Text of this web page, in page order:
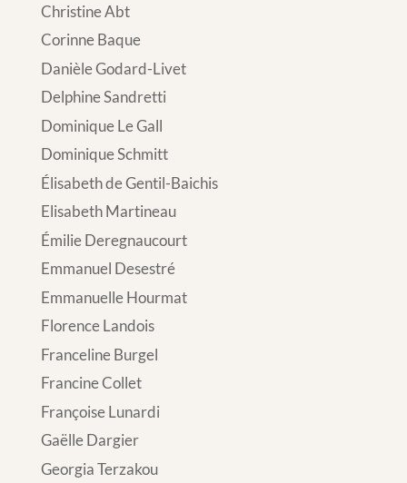
Christine Abt
Corinne Baque
Danièle Godard-Livet
Delphine Sandretti
Dominique Le Gall
Dominique Schmitt
Élisabeth de Gentil-Baichis
Elisabeth Martineau
Émilie Deregnaucourt
Emmanuel Desestré
Emmanuelle Hourmat
Florence Landois
Franceline Burgel
Francine Collet
Françoise Lunardi
Gaëlle Dargier
Georgia Terzakou